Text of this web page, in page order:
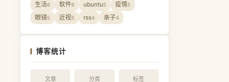
生活6 软件6 ubuntu5 疫情5
眼镜5 近视5 rss4 亲子4
博客统计
文章 分类 标签